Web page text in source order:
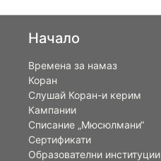
Начало
Времена за намаз
Коран
Слушай Коран-и керим
Кампании
Списание „Мюсюлмани“
Сертификати
Образователни институции